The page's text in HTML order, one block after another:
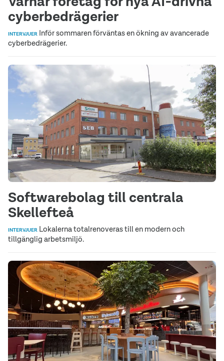
cyberbedrägerier
INTERVJUER Inför sommaren förväntas en ökning av avancerade
cyberbedrägerier.
Softwarebolag till centrala
Skellefteå
INTERVJUER Lokalerna totalrenoveras till en modern och
tillgänglig arbetsmiljö.